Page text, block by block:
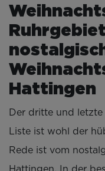
Hattingen
Der dritte und
Liste ist wohl der
Rede ist vom